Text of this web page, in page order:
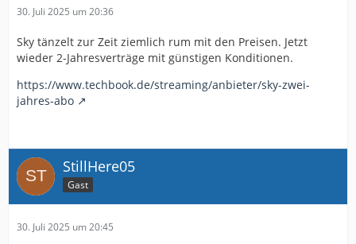
30. Juli 2025 um 20:36
Sky tänzelt zur Zeit ziemlich rum mit den Preisen. Jetzt
wieder 2-Jahresverträge mit günstigen Konditionen.
https://www.techbook.de/streaming/anbieter/sky-zwei-
jahres-abo
StillHere05
Gast
30. Juli 2025 um 20:45